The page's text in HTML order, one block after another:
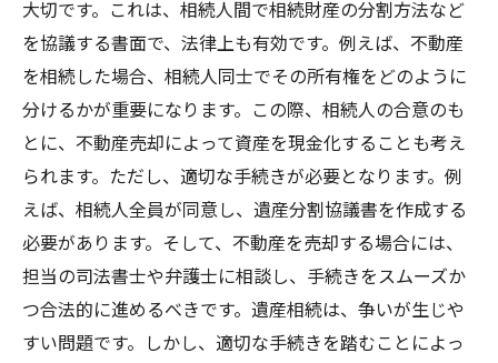
大切です。これは、相続人間で相続財産の分割方法など
を協議する書面で、法律上も有効です。例えば、不動産
を相続した場合、相続人同士でその所有権をどのように
分けるかが重要になります。この際、相続人の合意のも
とに、不動産売却によって資産を現金化することも考え
られます。ただし、適切な手続きが必要となります。例
えば、相続人全員が同意し、遺産分割協議書を作成する
必要があります。そして、不動産を売却する場合には、
担当の司法書士や弁護士に相談し、手続きをスムーズか
つ合法的に進めるべきです。遺産相続は、争いが生じや
すい問題です。しかし、適切な手続きを踏むことによっ